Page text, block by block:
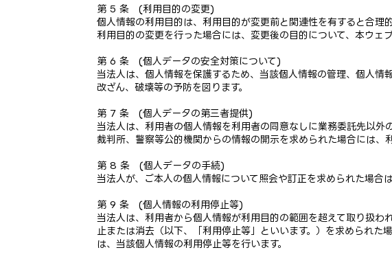
第 5 条 (利用目的の変更)
個人情報の利用目的は、利用目的が変更前と関連性を有すると合理
利用目的の変更を行った場合には、変更後の目的について、本ウェ
第 6 条 (個人データの安全対策について)
当法人は、個人情報を保護するため、当該個人情報の管理、個人情
改ざん、破壊等の予防を図ります。
第 7 条 (個人データの第三者提供)
当法人は、利用者の個人情報を利用者の同意なしに業務委託先以
裁判所、警察等公的機関からの情報の開示を求められた場合には、
第 8 条 (個人データの手続)
当法人が、ご本人の個人情報について照会や訂正を求められた場合
第 9 条 (個人情報の利用停止等)
当法人は、利用者から個人情報が利用目的の範囲を超えて取り扱
止または消去（以下、「利用停止等」といいます。）を求められ
は、当該個人情報の利用停止等を行います。